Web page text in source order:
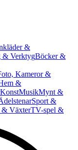
&
& VerktygBöcker &
Kameror &
&
KonstMusikMynt &
Sport &
& VäxterTV-spel &